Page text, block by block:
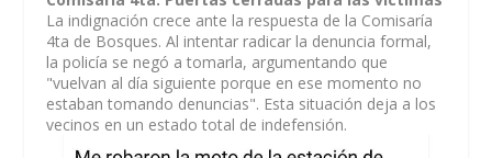
La indignación crece ante la respuesta de la Comisaría
4ta de Bosques. Al intentar radicar la denuncia formal,
la policía se negó a tomarla, argumentando que
"vuelvan al día siguiente porque en ese momento no
estaban tomando denuncias". Esta situación deja a los
vecinos en un estado total de indefensión.